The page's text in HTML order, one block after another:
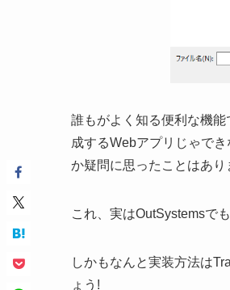
誰もがよく知る便利な機
成するWebアプリじゃで
か疑問に思ったことはあり
これ、実はOutSystemsで
しかもなんと実装方法は
ょう!